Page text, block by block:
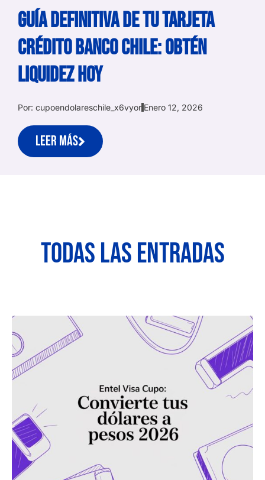
Guía Definitiva de tu Tarjeta
Crédito Banco Chile: Obtén
Liquidez Hoy
Por: cupoendolareschile_x6vyor Enero 12, 2026
Leer más
Todas las entradas